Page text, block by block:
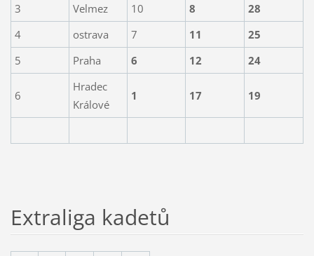
3
Velmez 10 8
28
4
ostrava 7 11
25
5
Praha 6 12 24
6
Hradec
Králové
1 17 19
Extraliga kadetů